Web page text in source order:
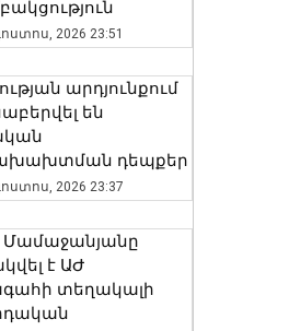
2026 23:51
արդյունքում
են
դեպքեր
2026 23:37
Մամաջանյանը
է ԱԺ
տեղակալի